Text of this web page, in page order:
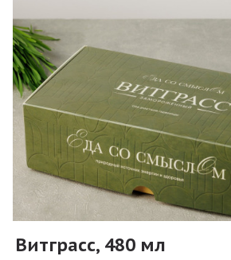
Витграсс, 480 мл